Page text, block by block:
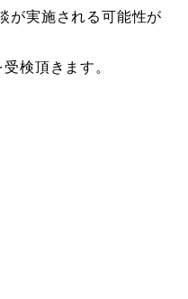
が実施される可能性が
検頂きます。